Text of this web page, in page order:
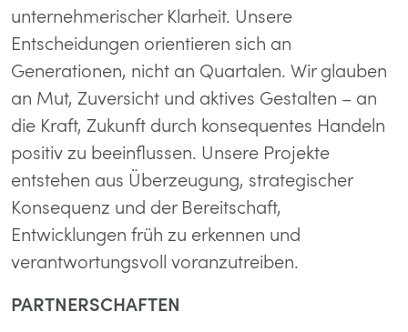
unternehmerischer Klarheit. Unsere
Entscheidungen orientieren sich an
Generationen, nicht an Quartalen. Wir glauben
an Mut, Zuversicht und aktives Gestalten – an
die Kraft, Zukunft durch konsequentes Handeln
positiv zu beeinflussen. Unsere Projekte
entstehen aus Überzeugung, strategischer
Konsequenz und der Bereitschaft,
Entwicklungen früh zu erkennen und
verantwortungsvoll voranzutreiben.
PARTNERSCHAFTEN